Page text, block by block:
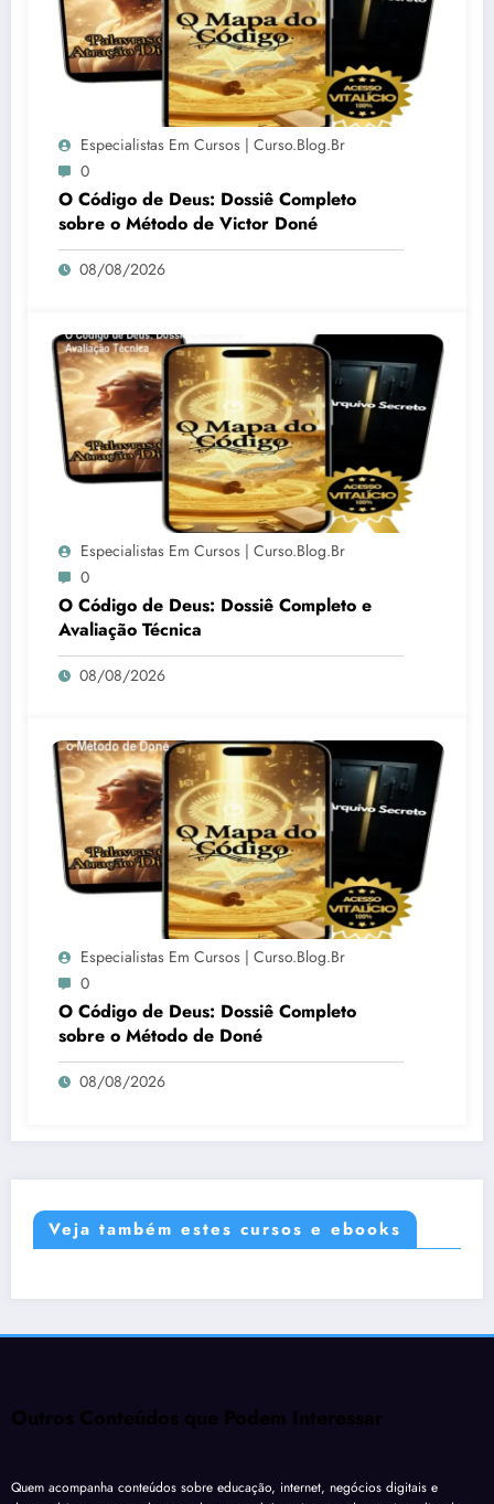
Especialistas Em Cursos | Curso.blog.br
0
O Código de Deus: Dossiê Completo
sobre o Método de Victor Doné
08/08/2026
Especialistas Em Cursos | Curso.blog.br
0
O Código de Deus: Dossiê Completo e
Avaliação Técnica
08/08/2026
Especialistas Em Cursos | Curso.blog.br
0
O Código de Deus: Dossiê Completo
sobre o Método de Doné
08/08/2026
Veja também estes cursos e ebooks
Outros Conteúdos que Podem Interessar
Quem acompanha conteúdos sobre educação, internet, negócios digitais e